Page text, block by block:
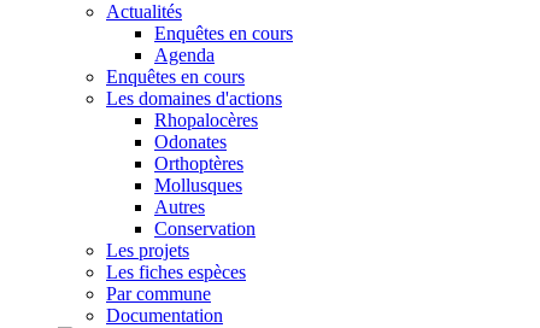
Actualités
Enquêtes en cours
Agenda
Enquêtes en cours
Les domaines d'actions
Rhopalocères
Odonates
Orthoptères
Mollusques
Autres
Conservation
Les projets
Les fiches espèces
Par commune
Documentation